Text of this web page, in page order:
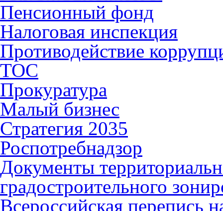
Пенсионный фонд
Налоговая инспекция
Противодействие
ТОС
Прокуратура
Малый бизнес
Стратегия 2035
Роспотребнадзор
Документы
градостроительного
Всероссийская перепись